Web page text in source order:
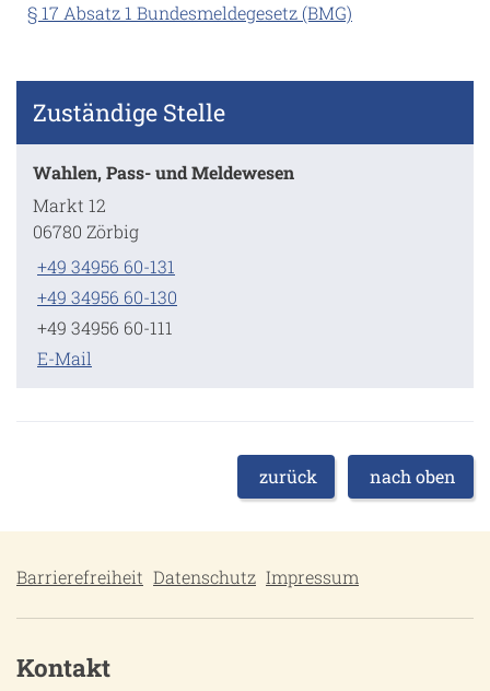
§ 17 Absatz 1 Bundesmeldegesetz (BMG)
Zuständige Stelle
Wahlen, Pass- und Meldewesen
Markt 12
06780 Zörbig
+49 34956 60-131
+49 34956 60-130
+49 34956 60-111
E-Mail
zurück nach oben
Barrierefreiheit Datenschutz Impressum
Kontakt